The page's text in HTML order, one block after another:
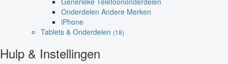
Onderdelen Andere Merken
iPhone
Tablets & Onderdelen (18)
Hulp & Instellingen